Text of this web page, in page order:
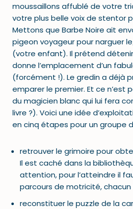
moussaillons affublé de votre
votre plus belle voix de stentor
Mettons que Barbe Noire ait
pigeon voyageur pour narguer
(votre enfant). Il prétend
donne l’emplacement d’un
(forcément !). Le gredin a déjà
emparer le premier. Et ce n’est
du magicien blanc qui lui fera
livre ?). Voici une idée
en cinq étapes pour un groupe
retrouver le grimoire pour
Il est caché dans la
attention, pour l’atteindre il
parcours de motricité, chacun
reconstituer le puzzle de la